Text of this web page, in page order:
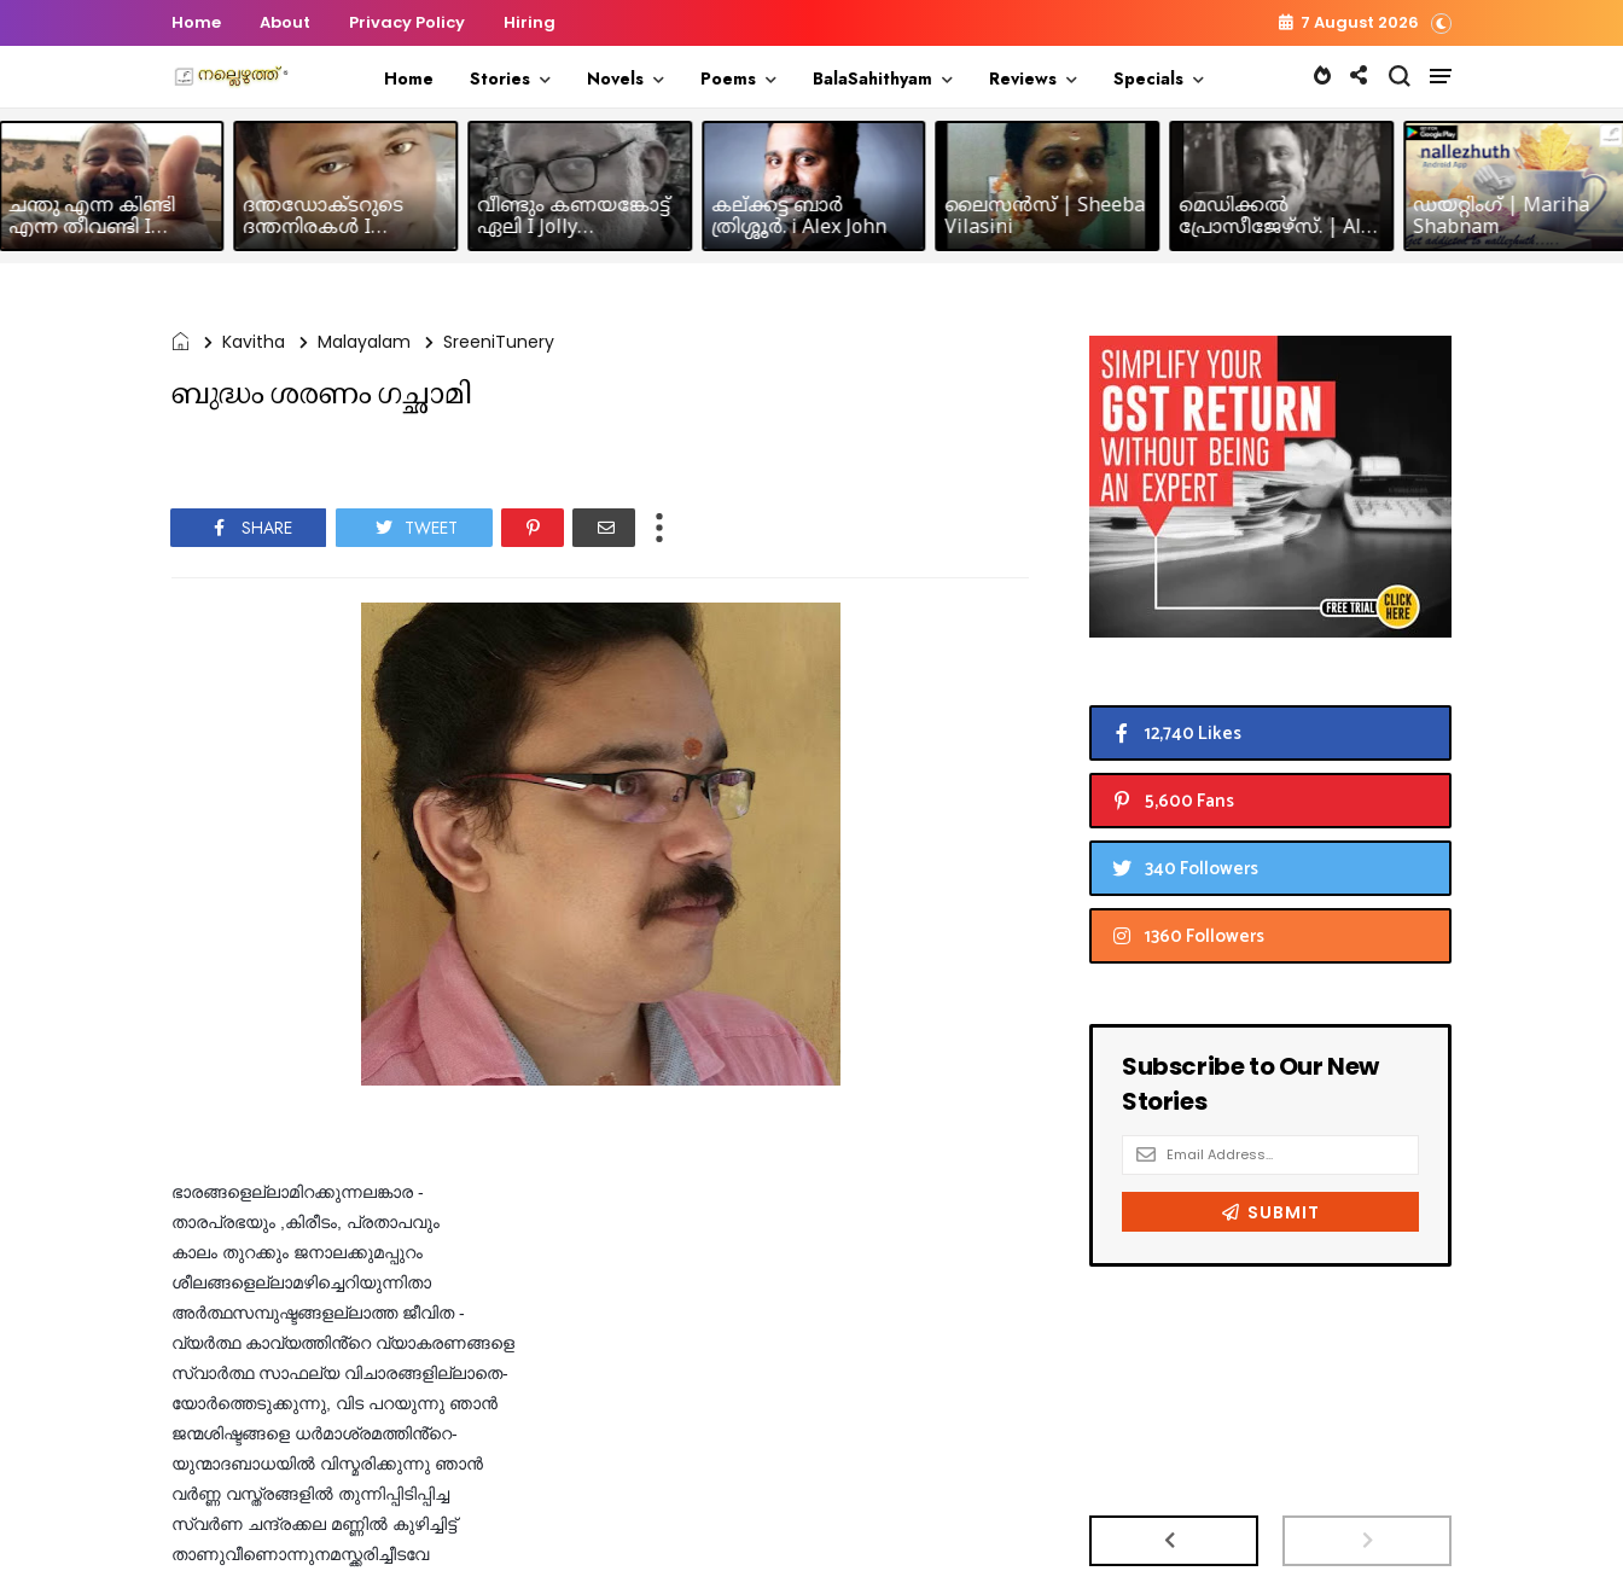
Home About Privacy Policy Hiring 7 August 2026
Home Stories Novels Poems BalaSahithyam Reviews Specials
ചന്തു എന്ന കിണ്ടി
എന്ന തീവണ്ടി I
Humour Story I Rajeev
ദന്തഡോക്ടറുടെ
ദന്തനിരകൾ I
Humour I Hussain MK
വീണ്ടും കണയങ്കോട്ട്
ഏലി I Jolly
Chakramakkil
കല്ക്കട്ട ബാർ
ത്രിശ്ശൂർ. i Alex John
ലൈസൻസ് | Sheeba
Vilasini
മെഡിക്കൽ
പ്രോസീജേഴ്സ്‌. | Alex
John
ഡയറ്റിംഗ് | Mariha
Shabnam
Kavitha Malayalam SreeniTunery
ബുദ്ധം ശരണം ഗച്ഛാമി
SHARE TWEET
ഭാരങ്ങളെല്ലാമിറക്കുന്നലങ്കാര -
താരപ്രഭയും ,കിരീടം, പ്രതാപവും
കാലം തുറക്കും ജനാലക്കുമപ്പുറം
ശീലങ്ങളെല്ലാമഴിച്ചെറിയുന്നിതാ
അർത്ഥസമ്പുഷ്ടങ്ങളല്ലാത്ത ജീവിത -
വ്യർത്ഥ കാവ്യത്തിൻ്റെ വ്യാകരണങ്ങളെ
സ്വാർത്ഥ സാഫല്യ വിചാരങ്ങളില്ലാതെ-
യോർത്തെടുക്കുന്നു, വിട പറയുന്നു ഞാൻ
ജന്മശിഷ്ടങ്ങളെ ധർമാശ്രമത്തിൻ്റെ-
യുന്മാദബാധയിൽ വിസ്മരിക്കുന്നു ഞാൻ
വർണ്ണ വസ്ത്രങ്ങളിൽ തുന്നിപ്പിടിപ്പിച്ച
സ്വർണ ചന്ദ്രക്കല മണ്ണിൽ കുഴിച്ചിട്ട്
താണുവീണൊന്നുനമസ്ക്കരിച്ചീടവേ
12,740 Likes
5,600 Fans
340 Followers
1360 Followers